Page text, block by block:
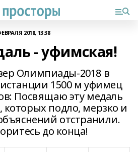
2018, 13:38
- уфимская!
Олимпиады-2018 в
1500 м уфимец
Посвящаю эту медаль
подло, мерзко и
отстранили.
до конца!